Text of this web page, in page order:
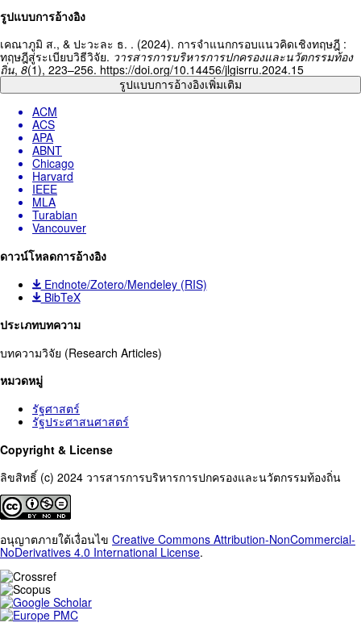
Article
Details
รูปแบบการอ้างอิง
เคณาภูมิ ส., & ปะวะละ ธ. . (2024). การจำแนกกรอบแนวคิดเชิงทฤษฎี :
ทฤษฎีสู่ระเบียบวิธีวิจัย. วารสารการบริหารการปกครองและนวัตกรรมท้อง
ถิ่น, 8(1), 223–256. https://doi.org/10.14456/jlgisrru.2024.15
รูปแบบการอ้างอิงเพิ่มเติม
ACM
ACS
APA
ABNT
Chicago
Harvard
IEEE
MLA
Turabian
Vancouver
ดาวน์โหลดการอ้างอิง
Endnote/Zotero/Mendeley (RIS)
BibTeX
ประเภทบทความ
บทความวิจัย (Research Articles)
หมวดหมู่
รัฐศาสตร์
รัฐประศาสนศาสตร์
Copyright & License
ลิขสิทธิ์ (c) 2024 วารสารการบริหารการปกครองและนวัตกรรมท้องถิ่น
อนุญาตภายใต้เงื่อนไข Creative Commons Attribution-NonCommercial-
NoDerivatives 4.0 International License.